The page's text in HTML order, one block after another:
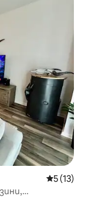
Средна
5 (13)